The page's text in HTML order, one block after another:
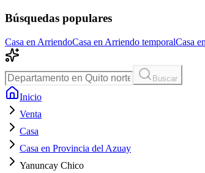
Búsquedas populares
Casa en ArriendoCasa en Arriendo temporalCasa
Buscar
Inicio
Venta
Casa
Casa en Provincia del Azuay
Yanuncay Chico